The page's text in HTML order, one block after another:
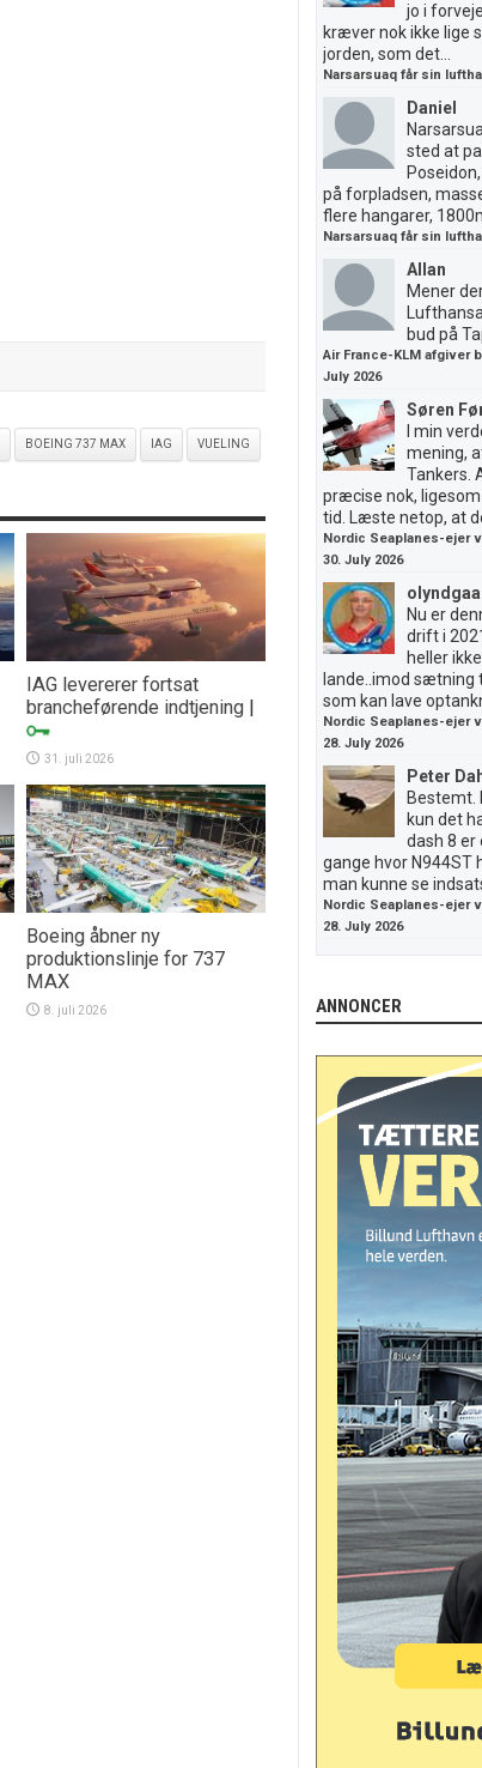
BOEING 737 MAX IAG VUELING
IAG levererer fortsat
brancheførende indtjening |
31. juli 2026
Boeing åbner ny
produktionslinje for 737
MAX
8. juli 2026
jo i
kræver nok ikke lige
jorden, som det...
Narsarsuaq får sin
Daniel
sted at
på forpladsen,
flere hangarer,
Narsarsuaq får sin
Allan
Mener
bud på
Air France-KLM afgiver
July 2026
Søren
I min
mening,
Tankers.
præcise nok,
tid. Læste netop, at
Nordic Seaplanes-ejer
30. July 2026
Nu er
drift i
heller
lande..imod sætning
som kan lave
Nordic Seaplanes-ejer
28. July 2026
Peter
Bestemt.
kun det
dash 8 er
gange hvor N944ST
man kunne se
Nordic Seaplanes-ejer
28. July 2026
ANNONCER